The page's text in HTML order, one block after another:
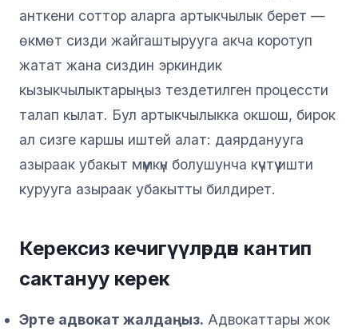
анткени соттор аларга артыкчылык берет —
өкмөт сизди жайгаштырууга акча коротуп
жатат жана сиздин эркиндик
кызыкчылыктарыңыз тездетилген процессти
талап кылат. Бул артыкчылыкка окшош, бирок
ал сизге каршы иштей алат: даярданууга
азыраак убакыт мүмкүн болушунча күчтүү ишти
курууга азыраак убакытты билдирет.
Керексиз кечигүүлөрдөн кантип
сактануу керек
Эрте адвокат жалдаңыз. Адвокаттары жок